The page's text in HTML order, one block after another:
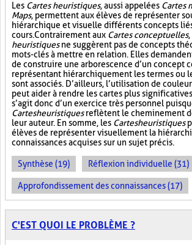
Les Cartes heuristiques, aussi appelées Cartes
Maps, permettent aux élèves de représenter
hiérarchique et visuelle différents concepts
cours. Contrairement aux Cartes conceptuelles,
heuristiquesne suggèrent pas de concepts
mots-clés à mettre en relation. Elles
de construire une arborescence d’un concept
représentant hiérarchiquement les termes ou
sont associés. D’ailleurs, l’utilisation de
peut aider à rendre les cartes plus
s’agit donc d’un exercice très personnel
Cartes heuristiquesreflètent le cheminement
leur auteur. En somme, les Cartes heuristiques
élèves de représenter visuellement la
connaissances acquises sur un sujet précis.
Synthèse (19) Réflexion individuelle (31)
Approfondissement des connaissances (17)
C'EST QUOI LE PROBLÈME ?